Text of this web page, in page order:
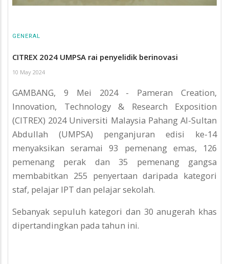
GENERAL
CITREX 2024 UMPSA rai penyelidik berinovasi
10 May 2024
GAMBANG, 9 Mei 2024 - Pameran Creation,
Innovation, Technology & Research Exposition
(CITREX) 2024 Universiti Malaysia Pahang Al-Sultan
Abdullah (UMPSA) penganjuran edisi ke-14
menyaksikan seramai 93 pemenang emas, 126
pemenang perak dan 35 pemenang gangsa
membabitkan 255 penyertaan daripada kategori
staf, pelajar IPT dan pelajar sekolah.
Sebanyak sepuluh kategori dan 30 anugerah khas
dipertandingkan pada tahun ini.